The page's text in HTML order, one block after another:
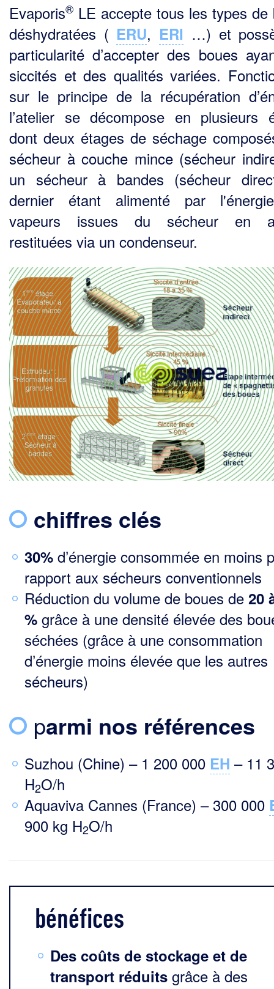
Evaporis® LE accepte tous les types de
déshydratées ( ERU, ERI …) et
particularité d’accepter des boues
siccités et des qualités variées.
sur le principe de la récupération
l’atelier se décompose en plusieurs
dont deux étages de séchage
sécheur à couche mince (sécheur
un sécheur à bandes (sécheur
dernier étant alimenté par
vapeurs issues du sécheur en
restituées via un condenseur.
chiffres clés
30% d’énergie consommée en moins
rapport aux sécheurs conventionnels
Réduction du volume de boues de 20
% grâce à une densité élevée des
séchées (grâce à une consommation
d’énergie moins élevée que les autres
sécheurs)
parmi nos références
Suzhou (Chine) – 1 200 000 EH – 11
H2O/h
Aquaviva Cannes (France) – 300 000
900 kg H2O/h
bénéfices
Des coûts de stockage et de
transport réduits grâce à des